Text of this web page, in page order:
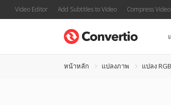
Video Editor Add Subtitles to Video Compress Video
หน้าหลัก แปลงภาพ แปลง